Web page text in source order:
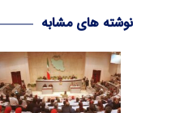
نوشته های مشابه